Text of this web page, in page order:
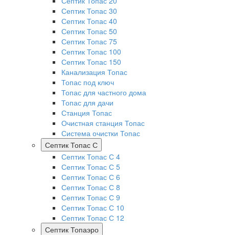
Септик Топас 30
Септик Топас 40
Септик Топас 50
Септик Топас 75
Септик Топас 100
Септик Топас 150
Канализация Топас
Топас под ключ
Топас для частного дома
Топас для дачи
Станция Топас
Очистная станция Топас
Система очистки Топас
Септик Топас С
Септик Топас С 4
Септик Топас С 5
Септик Топас С 6
Септик Топас С 8
Септик Топас С 9
Септик Топас С 10
Септик Топас С 12
Септик Топаэро